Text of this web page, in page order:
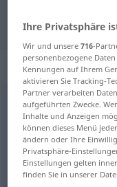
"plaisir"
„plaisir“:
plaisir [plɛziʀ]m
Übersicht aller
(Für mehr Details die
Vergnügen,
Ihre Privatsphäre
Wir und unsere716-
personenbezogene
Kennungen auf Ihrem
aktivieren Sie Tracking-
Partner verarbeiten
aufgeführten Zwecke.
Inhalte und Anzeigen
können dieses Menü
ändern oder Ihre
Privatsphäre-
Einstellungen gelten
finden Sie in unserer